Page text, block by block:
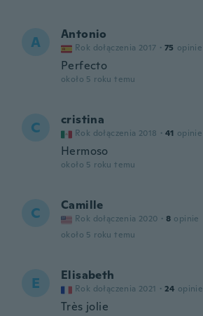
A Antonio
Rok dołączenia 2017 · 75 opinie
Perfecto
około 5 roku temu
C cristina
Rok dołączenia 2018 · 41 opinie
Hermoso
około 5 roku temu
C Camille
Rok dołączenia 2020 · 8 opinie
około 5 roku temu
E Elisabeth
Rok dołączenia 2021 · 24 opinie
Très jolie